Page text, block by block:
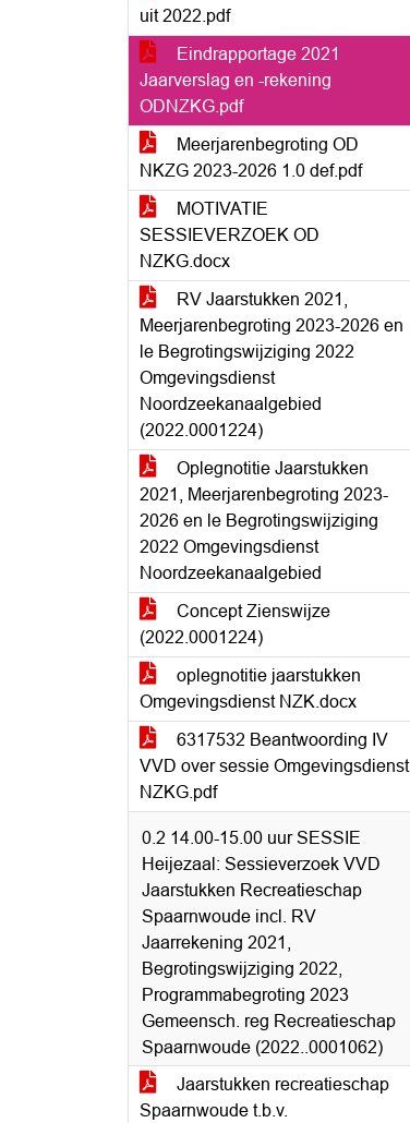
uit 2022.pdf
Eindrapportage 2021
Jaarverslag en -rekening
ODNZKG.pdf
Meerjarenbegroting OD
NKZG 2023-2026 1.0 def.pdf
MOTIVATIE
SESSIEVERZOEK OD
NZKG.docx
RV Jaarstukken 2021,
Meerjarenbegroting 2023-2026 en
le Begrotingswijziging 2022
Omgevingsdienst
Noordzeekanaalgebied
(2022.0001224)
Oplegnotitie Jaarstukken
2021, Meerjarenbegroting 2023-
2026 en le Begrotingswijziging
2022 Omgevingsdienst
Noordzeekanaalgebied
Concept Zienswijze
(2022.0001224)
oplegnotitie jaarstukken
Omgevingsdienst NZK.docx
6317532 Beantwoording IV
VVD over sessie Omgevingsdienst
NZKG.pdf
0.2 14.00-15.00 uur SESSIE
Heijezaal: Sessieverzoek VVD
Jaarstukken Recreatieschap
Spaarnwoude incl. RV
Jaarrekening 2021,
Begrotingswijziging 2022,
Programmabegroting 2023
Gemeensch. reg Recreatieschap
Spaarnwoude (2022..0001062)
Jaarstukken recreatieschap
Spaarnwoude t.b.v.